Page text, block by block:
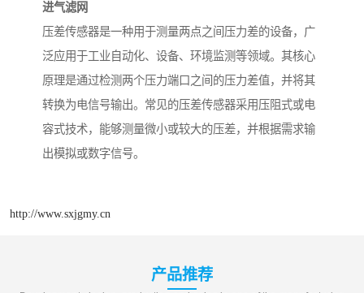
进气滤网
压差传感器是一种用于测量两点之间压力差的设备，广
泛应用于工业自动化、设备、环境监测等领域。其核心
原理是通过检测两个压力端口之间的压力差值，并将其
转换为电信号输出。常见的压差传感器采用压阻式或电
容式技术，能够测量微小或较大的压差，并根据需求输
出模拟或数字信号。
http://www.sxjgmy.cn
产品推荐